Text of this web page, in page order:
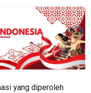
yang diperoleh